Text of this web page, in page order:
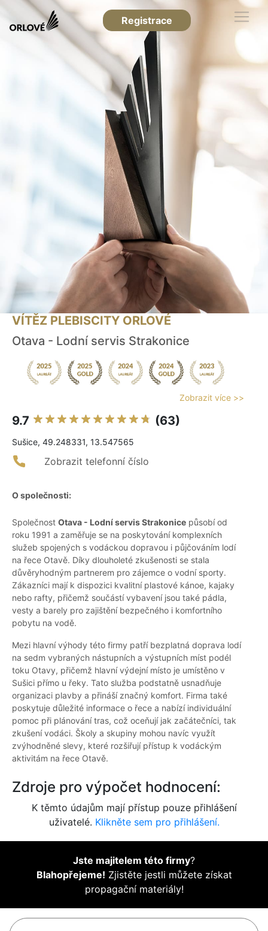
Registrace
VÍTĚZ PLEBISCITY ORLOVÉ
Otava - Lodní servis Strakonice
Zobrazit více >>
9.7 (63)
Sušice, 49.248331, 13.547565
Zobrazit telefonní číslo
O společnosti:
Společnost Otava - Lodní servis Strakonice působí od
roku 1991 a zaměřuje se na poskytování komplexních
služeb spojených s vodáckou dopravou i půjčováním lodí
na řece Otavě. Díky dlouholeté zkušenosti se stala
důvěryhodným partnerem pro zájemce o vodní sporty.
Zákazníci mají k dispozici kvalitní plastové kánoe, kajaky
nebo rafty, přičemž součástí vybavení jsou také pádla,
vesty a barely pro zajištění bezpečného i komfortního
pobytu na vodě.
Mezi hlavní výhody této firmy patří bezplatná doprava lodí
na sedm vybraných nástupních a výstupních míst podél
toku Otavy, přičemž hlavní výdejní místo je umístěno v
Sušici přímo u řeky. Tato služba podstatně usnadňuje
organizaci plavby a přináší značný komfort. Firma také
poskytuje důležité informace o řece a nabízí individuální
pomoc při plánování tras, což oceňují jak začátečníci, tak
zkušení vodáci. Školy a skupiny mohou navíc využít
zvýhodněné slevy, které rozšiřují přístup k vodáckým
aktivitám na řece Otavě.
Zdroje pro výpočet hodnocení:
K těmto údajům mají přístup pouze přihlášení
uživatelé. Klikněte sem pro přihlášení.
Jste majitelem této firmy?
Blahopřejeme! Zjistěte jestli můžete získat
propagační materiály!